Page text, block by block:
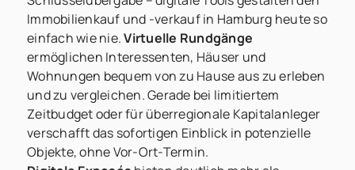
Immobilienkauf und -verkauf in Hamburg heute so
einfach wie nie.Virtuelle Rundgänge
ermöglichen Interessenten, Häuser und
Wohnungen bequem von zu Hause aus zu erleben
und zu vergleichen. Gerade bei limitiertem
Zeitbudget oder für überregionale Kapitalanleger
verschafft das sofortigen Einblick in potenzielle
Objekte, ohne Vor-Ort-Termin.